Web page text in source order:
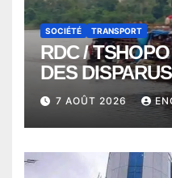
SOCIÉTÉ TRANSPORT
RDC /
DES
NAUFRAGE
À QUELQUES
KISANGANI
7 AOÛT 2026